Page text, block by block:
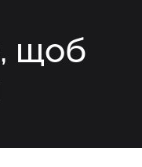
, щоб